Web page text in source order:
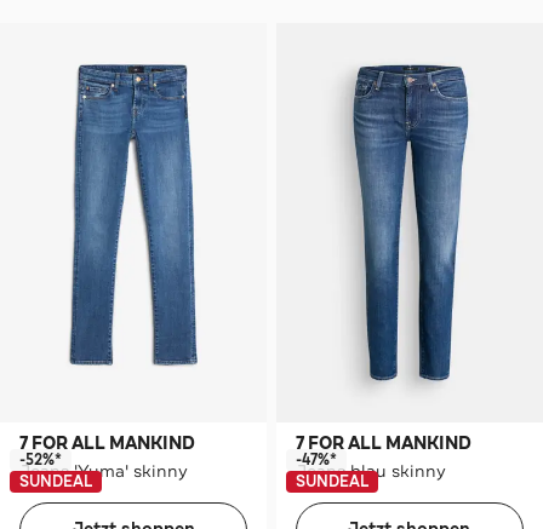
7 FOR ALL MANKIND
Jeans 'Yuma' skinny
-52%*
SUNDEAL
7 FOR ALL MANKIND
Jeans blau skinny
-47%*
SUNDEAL